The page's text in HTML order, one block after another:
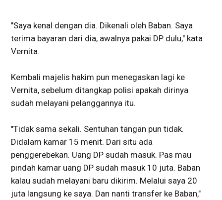
"Saya kenal dengan dia. Dikenali oleh Baban. Saya
terima bayaran dari dia, awalnya pakai DP dulu," kata
Vernita.
Kembali majelis hakim pun menegaskan lagi ke
Vernita, sebelum ditangkap polisi apakah dirinya
sudah melayani pelanggannya itu.
"Tidak sama sekali. Sentuhan tangan pun tidak.
Didalam kamar 15 menit. Dari situ ada
penggerebekan. Uang DP sudah masuk. Pas mau
pindah kamar uang DP sudah masuk 10 juta. Baban
kalau sudah melayani baru dikirim. Melalui saya 20
juta langsung ke saya. Dan nanti transfer ke Baban,"